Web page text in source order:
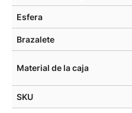
Esfera
Brazalete
Material de la caja
SKU